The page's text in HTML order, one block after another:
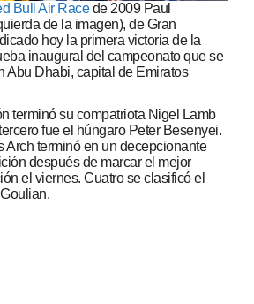
Bull Air Racede 2009 Paul
de la imagen), de Gran
hoy la primera victoria de la
inaugural del campeonato que se
Abu Dhabi, capital de Emiratos
terminó su compatriota Nigel Lamb
fue el húngaro Peter Besenyei.
Arch terminó en un decepcionante
después de marcar el mejor
el viernes. Cuatro se clasificó el